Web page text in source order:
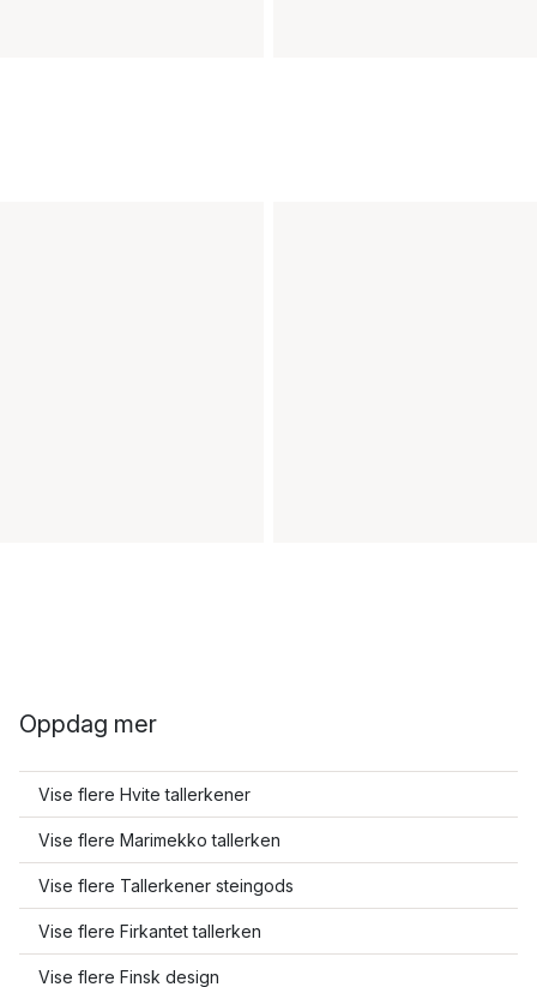
Oppdag mer
Vise flere Hvite tallerkener
Vise flere Marimekko tallerken
Vise flere Tallerkener steingods
Vise flere Firkantet tallerken
Vise flere Finsk design